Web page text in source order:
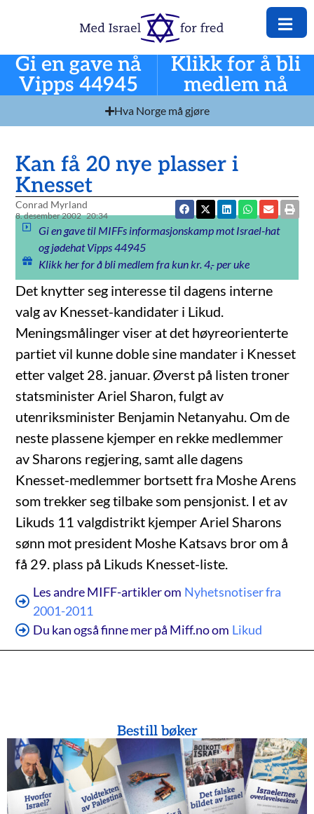
Gi en gave nå
Vipps 44945
Klikk for å bli
medlem nå
Hva Norge må gjøre
Kan få 20 nye plasser i
Knesset
Conrad Myrland
8. desember 2002 20:34
Gi en gave til MIFFs informasjonskamp mot Israel-hat
og jødehat Vipps 44945
Klikk her for å bli medlem fra kun kr. 4,- per uke
Det knytter seg interesse til dagens interne
valg av Knesset-kandidater i Likud.
Meningsmålinger viser at det høyreorienterte
partiet vil kunne doble sine mandater i Knesset
etter valget 28. januar. Øverst på listen troner
statsminister Ariel Sharon, fulgt av
utenriksminister Benjamin Netanyahu. Om de
neste plassene kjemper en rekke medlemmer
av Sharons regjering, samt alle dagens
Knesset-medlemmer bortsett fra Moshe Arens
som trekker seg tilbake som pensjonist. I et av
Likuds 11 valgdistrikt kjemper Ariel Sharons
sønn mot president Moshe Katsavs bror om å
få 29. plass på Likuds Knesset-liste.
Les andre MIFF-artikler om Nyhetsnotiser fra
2001-2011
Du kan også finne mer på Miff.no om Likud
Bestill bøker